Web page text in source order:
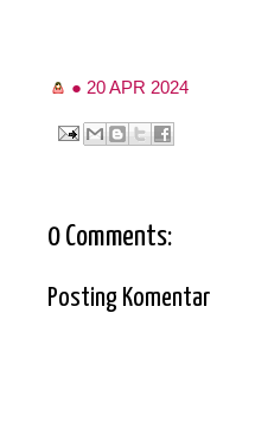
● 20 APR 2024
0 Comments:
Posting Komentar